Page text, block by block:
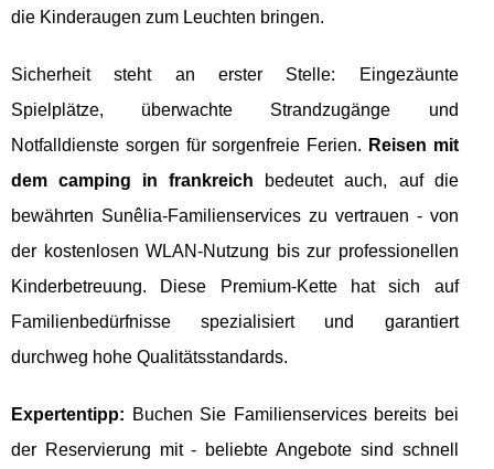
die Kinderaugen zum Leuchten bringen.
Sicherheit steht an erster Stelle: Eingezäunte
Spielplätze, überwachte Strandzugänge und
Notfalldienste sorgen für sorgenfreie Ferien. Reisen mit
dem camping in frankreich bedeutet auch, auf die
bewährten Sunêlia-Familienservices zu vertrauen - von
der kostenlosen WLAN-Nutzung bis zur professionellen
Kinderbetreuung. Diese Premium-Kette hat sich auf
Familienbedürfnisse spezialisiert und garantiert
durchweg hohe Qualitätsstandards.
Expertentipp: Buchen Sie Familienservices bereits bei
der Reservierung mit - beliebte Angebote sind schnell